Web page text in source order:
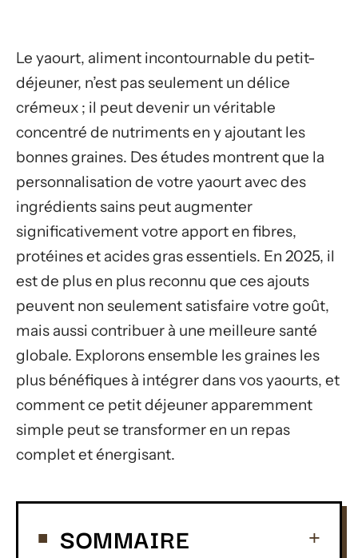
Le yaourt, aliment incontournable du petit-
déjeuner, n’est pas seulement un délice
crémeux ; il peut devenir un véritable
concentré de nutriments en y ajoutant les
bonnes graines. Des études montrent que la
personnalisation de votre yaourt avec des
ingrédients sains peut augmenter
significativement votre apport en fibres,
protéines et acides gras essentiels. En 2025, il
est de plus en plus reconnu que ces ajouts
peuvent non seulement satisfaire votre goût,
mais aussi contribuer à une meilleure santé
globale. Explorons ensemble les graines les
plus bénéfiques à intégrer dans vos yaourts, et
comment ce petit déjeuner apparemment
simple peut se transformer en un repas
complet et énergisant.
SOMMAIRE